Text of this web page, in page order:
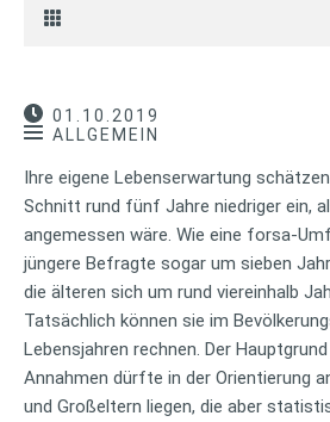
01.10.2019
ALLGEMEIN
Ihre eigene Lebenserwartung
Schnitt rund fünf Jahre niedriger ein,
angemessen wäre. Wie eine forsa-
jüngere Befragte sogar um sieben
die älteren sich um rund viereinhalb
Tatsächlich können sie im
Lebensjahren rechnen. Der
Annahmen dürfte in der Orientierung
und Großeltern liegen, die aber